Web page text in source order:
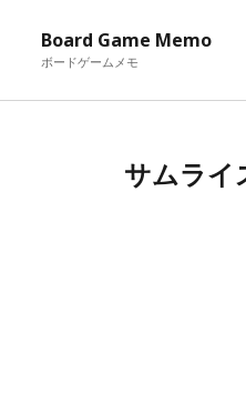
Board Game Memo
ボードゲームメモ
サムライ